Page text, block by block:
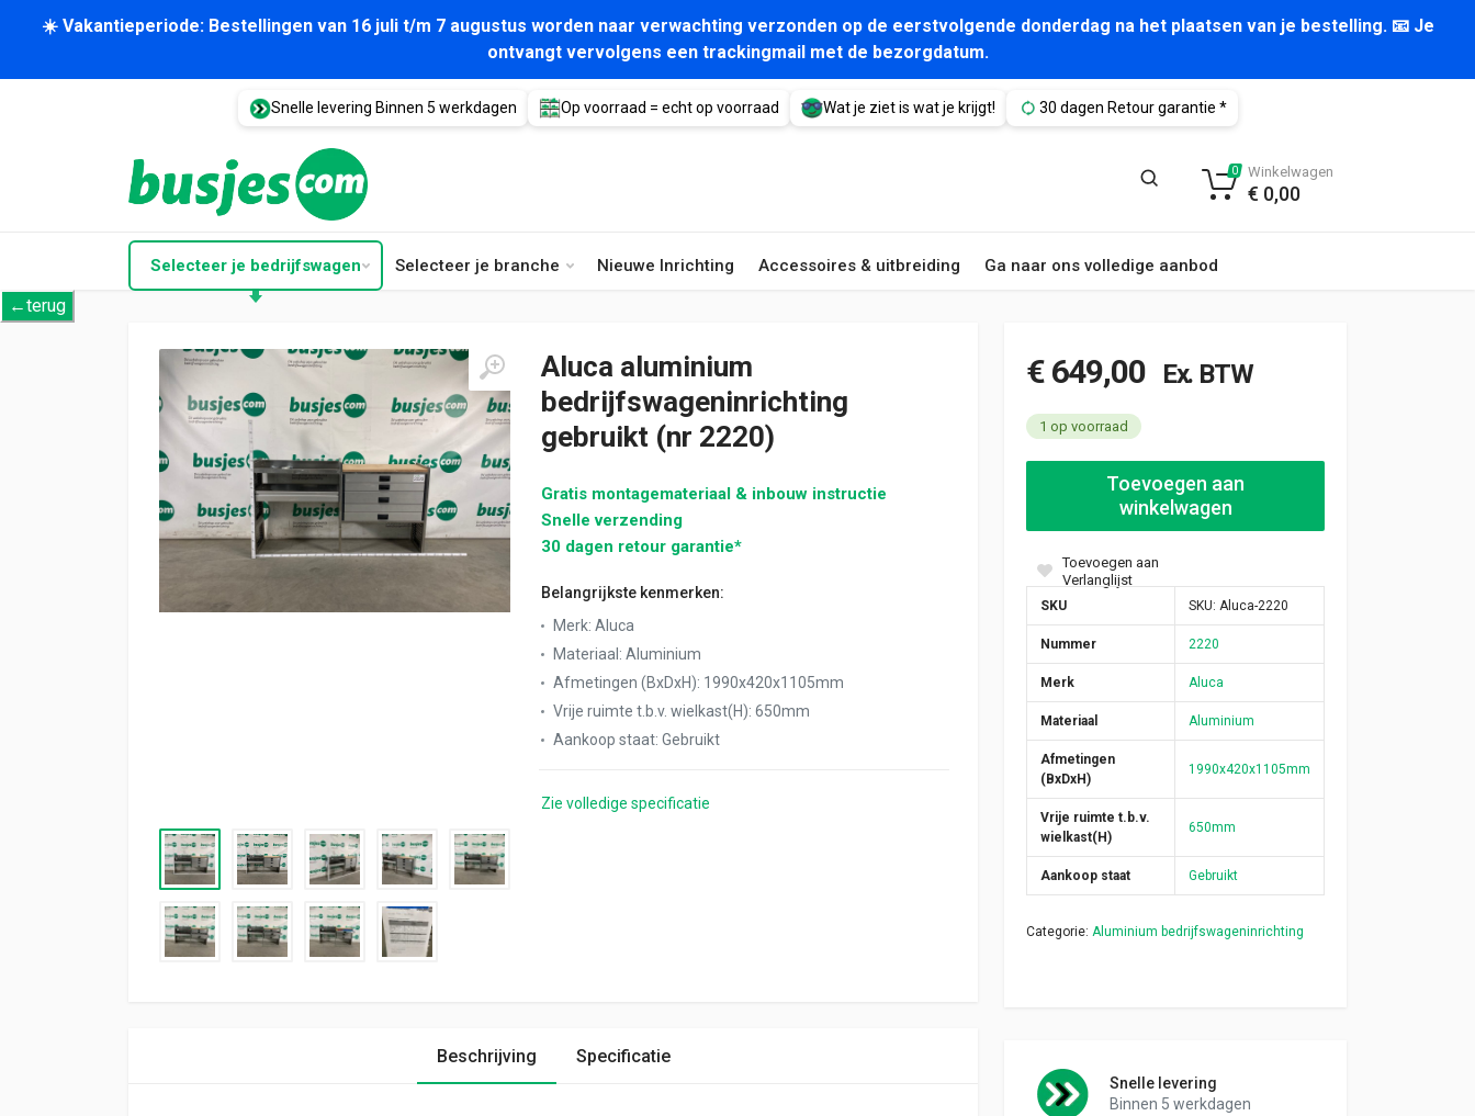
☀️ Vakantieperiode: Bestellingen van 16 juli t/m 7 augustus worden naar verwachting verzonden op de eerstvolgende donderdag na het plaatsen van je bestelling. 📧 Je
ontvangt vervolgens een trackingmail met de bezorgdatum.
Snelle levering Binnen 5 werkdagen Op voorraad = echt op voorraad Wat je ziet is wat je krijgt! 30 dagen Retour garantie *
Selecteer je bedrijfswagen Selecteer je branche Nieuwe Inrichting Accessoires & uitbreiding Ga naar ons volledige aanbod
0 Winkelwagen
€ 0,00
←terug
Aluca aluminium
bedrijfswageninrichting
gebruikt (nr 2220)
Gratis montagemateriaal & inbouw instructie
Snelle verzending
30 dagen retour garantie*
Belangrijkste kenmerken:
Merk: Aluca
Materiaal : Aluminium
Afmetingen (BxDxH): 1990x420x1105mm
Vrije ruimte t.b.v. wielkast(H): 650mm
Aankoop staat: Gebruikt
Zie volledige specificatie
€649,00 Ex. BTW
1 op voorraad
Aluca aluminium bedrijfswageninrichting gebruikt (nr 2220)
Toevoegen aan
winkelwagen
Toevoegen aan
Verlanglijst
SKU SKU: Aluca-2220
Nummer 2220
Merk Aluca
Materiaal Aluminium
Afmetingen
(BxDxH)
1990x420x1105mm
Vrije ruimte t.b.v.
wielkast(H)
650mm
Aankoop staat Gebruikt
Categorie: Aluminium bedrijfswageninrichting
Snelle levering
Binnen 5 werkdagen
Beschrijving Specificatie